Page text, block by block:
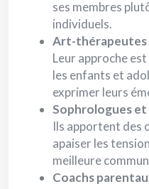
ses membres
individuels.
Art-thérapeutes
Leur approche
les enfants et
exprimer leurs
Sophrologues
Ils apportent des
apaiser les
meilleure
Coachs